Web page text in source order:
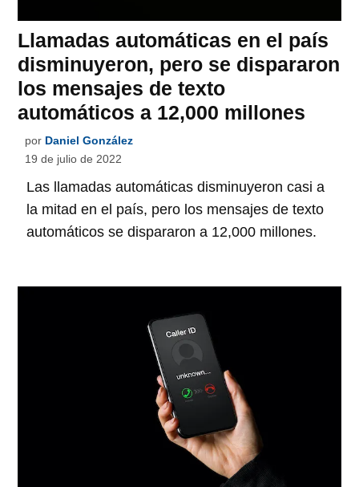
Llamadas automáticas en el país
disminuyeron, pero se dispararon
los mensajes de texto
automáticos a 12,000 millones
por Daniel González
19 de julio de 2022
Las llamadas automáticas disminuyeron casi a
la mitad en el país, pero los mensajes de texto
automáticos se dispararon a 12,000 millones.